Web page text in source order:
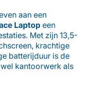
aan een
Laptop een
Met zijn 13,5-
krachtige
batterijduur is de
kantoorwerk als